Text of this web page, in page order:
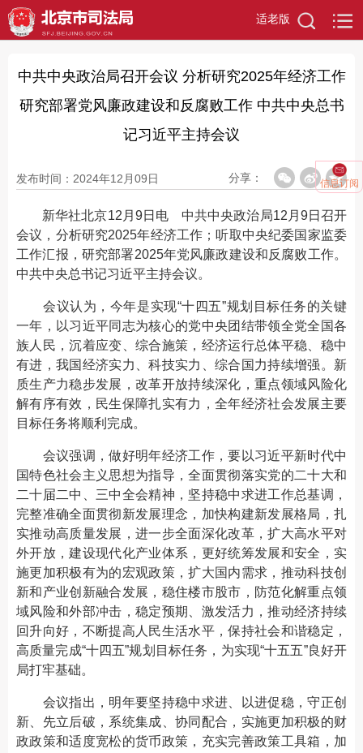
适老版
信息订阅
中共中央政治局召开会议 分析研究2025年经济工作
研究部署党风廉政建设和反腐败工作 中共中央总书
记习近平主持会议
发布时间：2024年12月09日 分享：
新华社北京12月9日电 中共中央政治局12月9日召开
会议，分析研究2025年经济工作；听取中央纪委国家监委
工作汇报，研究部署2025年党风廉政建设和反腐败工作。
中共中央总书记习近平主持会议。
会议认为，今年是实现“十四五”规划目标任务的关键
一年，以习近平同志为核心的党中央团结带领全党全国各
族人民，沉着应变、综合施策，经济运行总体平稳、稳中
有进，我国经济实力、科技实力、综合国力持续增强。新
质生产力稳步发展，改革开放持续深化，重点领域风险化
解有序有效，民生保障扎实有力，全年经济社会发展主要
目标任务将顺利完成。
会议强调，做好明年经济工作，要以习近平新时代中
国特色社会主义思想为指导，全面贯彻落实党的二十大和
二十届二中、三中全会精神，坚持稳中求进工作总基调，
完整准确全面贯彻新发展理念，加快构建新发展格局，扎
实推动高质量发展，进一步全面深化改革，扩大高水平对
外开放，建设现代化产业体系，更好统筹发展和安全，实
施更加积极有为的宏观政策，扩大国内需求，推动科技创
新和产业创新融合发展，稳住楼市股市，防范化解重点领
域风险和外部冲击，稳定预期、激发活力，推动经济持续
回升向好，不断提高人民生活水平，保持社会和谐稳定，
高质量完成“十四五”规划目标任务，为实现“十五五”良好开
局打牢基础。
会议指出，明年要坚持稳中求进、以进促稳，守正创
新、先立后破，系统集成、协同配合，实施更加积极的财
政政策和适度宽松的货币政策，充实完善政策工具箱，加